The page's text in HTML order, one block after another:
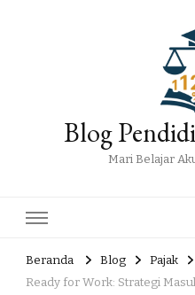
Blog
Mari Belajar
Beranda Blog
Pajak
Ready for Work: Strategi